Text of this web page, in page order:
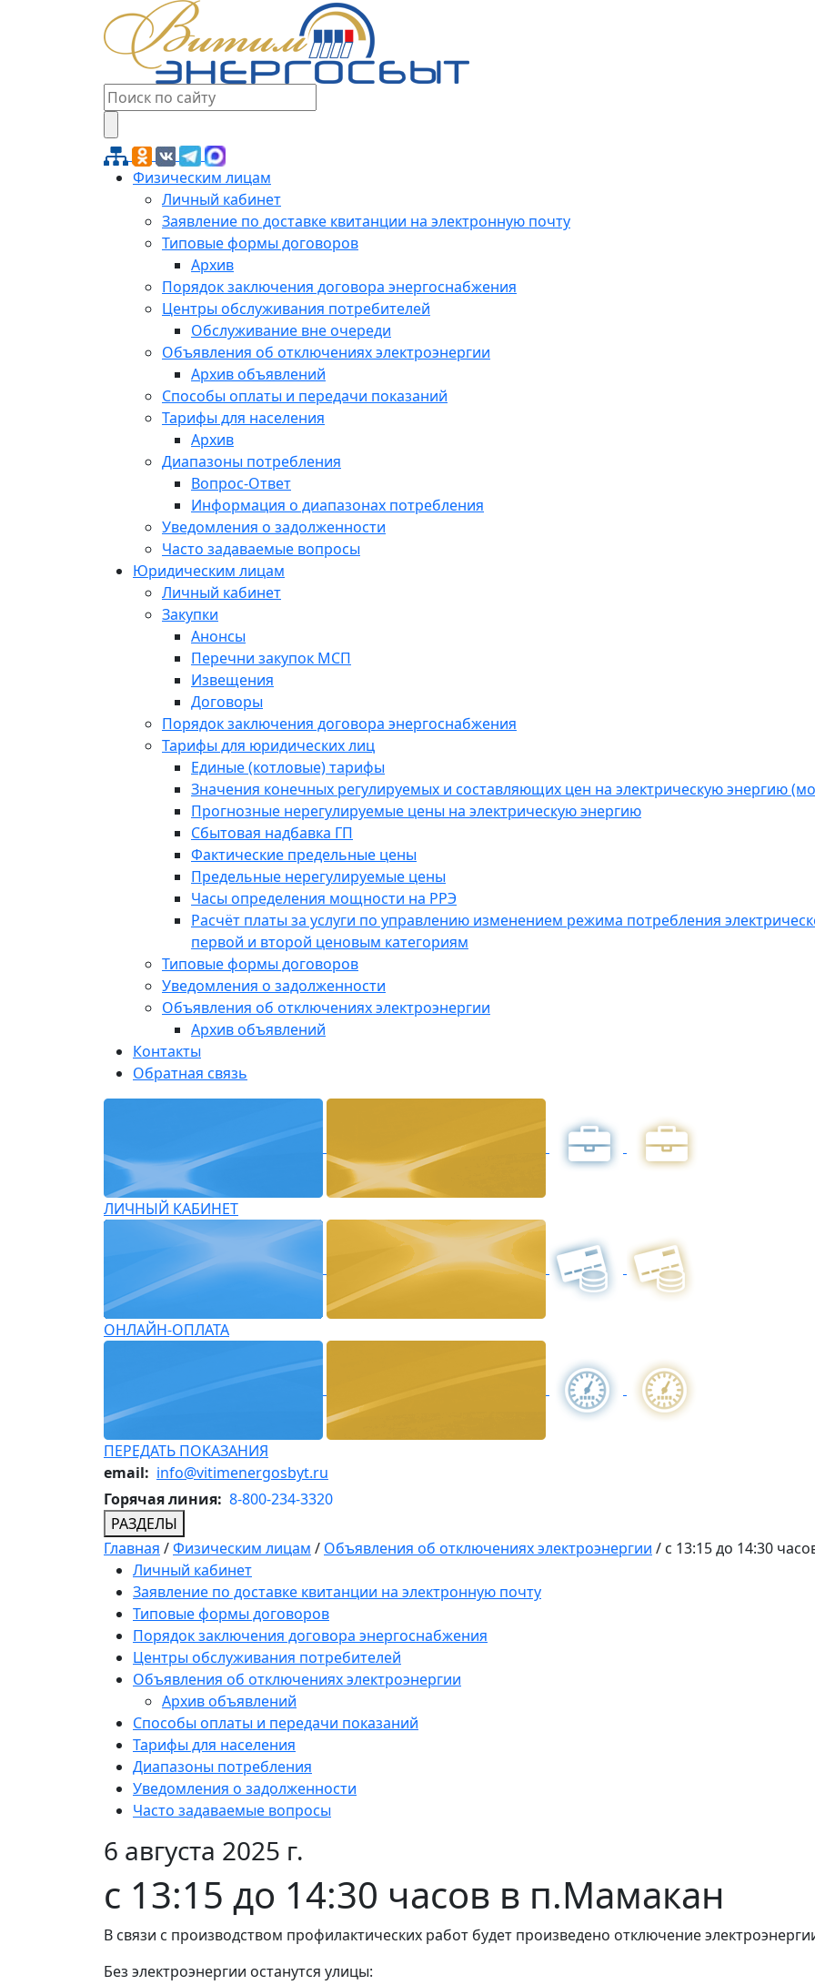
Физическим лицам
Личный кабинет
Заявление по доставке квитанции на электронную почту
Типовые формы договоров
Архив
Порядок заключения договора энергоснабжения
Центры обслуживания потребителей
Обслуживание вне очереди
Объявления об отключениях электроэнергии
Архив объявлений
Способы оплаты и передачи показаний
Тарифы для населения
Архив
Диапазоны потребления
Вопрос-Ответ
Информация о диапазонах потребления
Уведомления о задолженности
Часто задаваемые вопросы
Юридическим лицам
Личный кабинет
Закупки
Анонсы
Перечни закупок МСП
Извещения
Договоры
Порядок заключения договора энергоснабжения
Тарифы для юридических лиц
Единые (котловые) тарифы
Значения конечных регулируемых и составляющих цен на электрическую энергию
Прогнозные нерегулируемые цены на электрическую энергию
Сбытовая надбавка ГП
Фактические предельные цены
Предельные нерегулируемые цены
Часы определения мощности на РРЭ
Расчёт платы за услуги по управлению изменением режима потребления
первой и второй ценовым категориям
Типовые формы договоров
Уведомления о задолженности
Объявления об отключениях электроэнергии
Архив объявлений
Контакты
Обратная связь
ЛИЧНЫЙ КАБИНЕТ
ОНЛАЙН-ОПЛАТА
ПЕРЕДАТЬ ПОКАЗАНИЯ
email: info@vitimenergosbyt.ru
Горячая линия: 8-800-234-3320
РАЗДЕЛЫ
Главная /Физическим лицам / Объявления об отключениях электроэнергии / с 13:15 до 14:30
Личный кабинет
Заявление по доставке квитанции на электронную почту
Типовые формы договоров
Порядок заключения договора энергоснабжения
Центры обслуживания потребителей
Объявления об отключениях электроэнергии
Архив объявлений
Способы оплаты и передачи показаний
Тарифы для населения
Диапазоны потребления
Уведомления о задолженности
Часто задаваемые вопросы
6 августа 2025 г.
с 13:15 до 14:30 часов в п.Мамакан
В связи с производством профилактических работ будет произведено отключение
Без электроэнергии останутся улицы: